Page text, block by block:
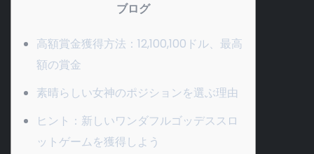
ブログ
高額賞金獲得方法：12,100,100ドル、最高
額の賞金
素晴らしい女神のポジションを選ぶ理由
ヒント：新しいワンダフルゴッデススロ
ットゲームを獲得しよう